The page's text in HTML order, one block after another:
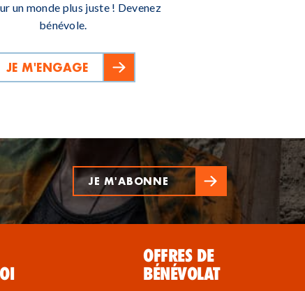
un monde plus juste ! Devenez
bénévole.
JE M'ENGAGE
JE M'ABONNE
OFFRES DE
BÉNÉVOLAT